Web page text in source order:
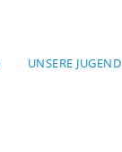
UNSERE JUGEND